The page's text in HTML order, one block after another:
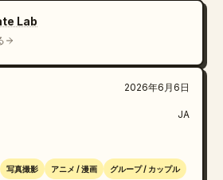
配信映像のスクリーンショットで
。
子高校生。
Lab
2026年6月6日
JA
写真撮影 アニメ / 漫画 グループ / カップル